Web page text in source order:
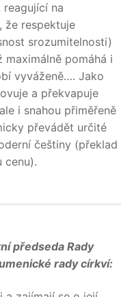
na
že respektuje
srozumitelnosti)
maximálně pomáhá i
vyváženě…. Jako
a překvapuje
i snahou přiměřeně
převádět určité
češtiny (překlad
cenu).
předseda Rady
rady církví: